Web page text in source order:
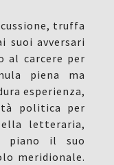
truffa
suoi avversari
al carcere per
piena ma
esperienza,
politica per
letteraria,
piano il suo
meridionale.